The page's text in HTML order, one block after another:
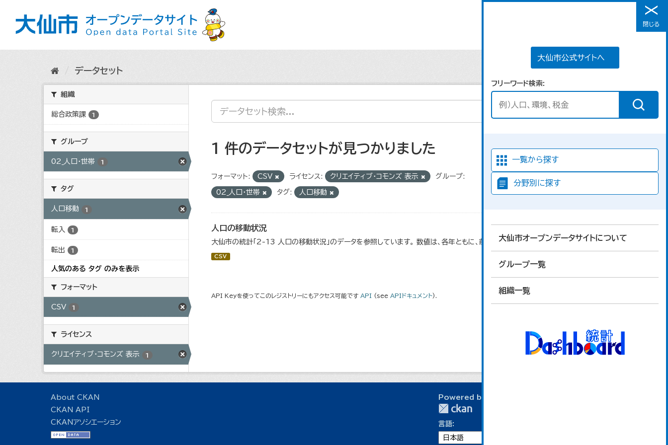
メニュー
大仙市公式サイトへ
フリーワード検索
一覧から探す
分野別に探す
大仙市オープンデータサイトについて
グループ一覧
組織一覧
閉じる
データセット
組織
総合政策課 1
グループ
02_人口・世帯 1
タグ
人口移動 1
転入 1
転出 1
人気のある タグ のみを表示
フォーマット
CSV 1
ライセンス
クリエイティブ・コモンズ 表示 1
1 件のデータセットが見つかりました
フォーマット: CSV ライセンス: クリエイティブ・コモンズ 表示 グループ:
02_人口・世帯 タグ: 人口移動
人口の移動状況
大仙市の統計「2-13 人口の移動状況」のデータを参照しています。 数値は、各年ともに、前年１０月１日～当年９月３０日で集計。
CSV
API Keyを使ってこのレジストリーにもアクセス可能です API (see APIドキュメント).
About CKAN
CKAN API
CKANアソシエーション
Powered by
言語